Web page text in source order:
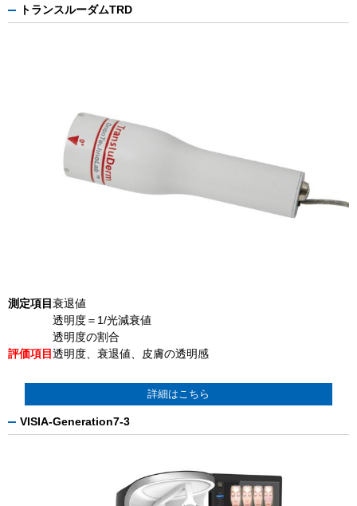
トランスルーダムTRD
測定項目衰退値
透明度＝1/光減衰値
透明度の割合
評価項目透明度、衰退値、皮膚の透明感
詳細はこちら
VISIA-Generation7-3